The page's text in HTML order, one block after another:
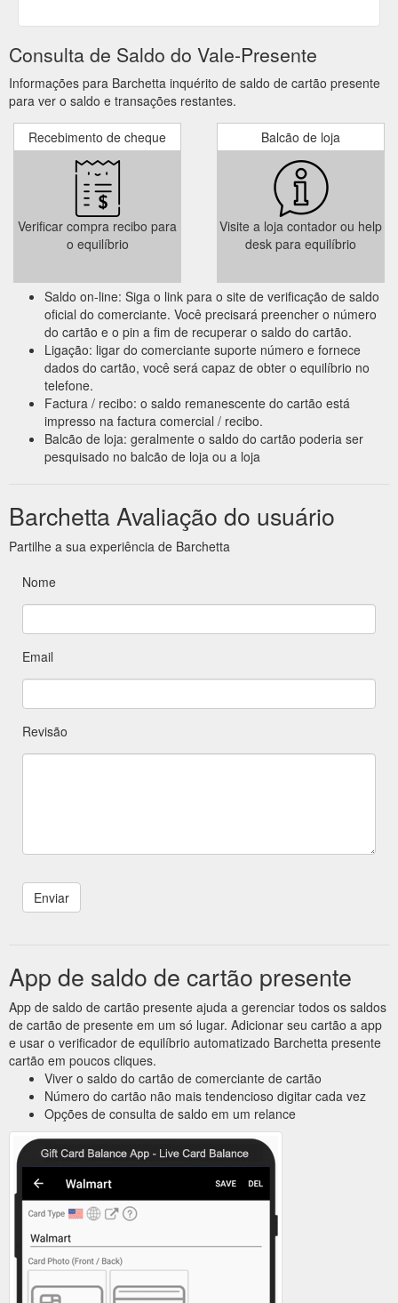
Consulta de Saldo do Vale-Presente
Informações para Barchetta inquérito de saldo de cartão presente
para ver o saldo e transações restantes.
Recebimento de cheque
Verificar compra recibo para
o equilíbrio
Balcão de loja
Visite a loja contador ou help
desk para equilíbrio
Saldo on-line: Siga o link para o site de verificação de saldo
oficial do comerciante. Você precisará preencher o número
do cartão e o pin a fim de recuperar o saldo do cartão.
Ligação: ligar do comerciante suporte número e fornece
dados do cartão, você será capaz de obter o equilíbrio no
telefone.
Factura / recibo: o saldo remanescente do cartão está
impresso na factura comercial / recibo.
Balcão de loja: geralmente o saldo do cartão poderia ser
pesquisado no balcão de loja ou a loja
Barchetta Avaliação do usuário
Partilhe a sua experiência de Barchetta
Nome
Email
Revisão
App de saldo de cartão presente
App de saldo de cartão presente ajuda a gerenciar todos os saldos
de cartão de presente em um só lugar. Adicionar seu cartão a app
e usar o verificador de equilíbrio automatizado Barchetta presente
cartão em poucos cliques.
Viver o saldo do cartão de comerciante de cartão
Número do cartão não mais tendencioso digitar cada vez
Opções de consulta de saldo em um relance